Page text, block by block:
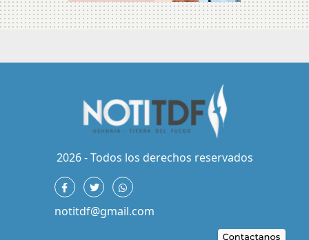
2026 - Todos los derechos reservados
notitdf@gmail.com